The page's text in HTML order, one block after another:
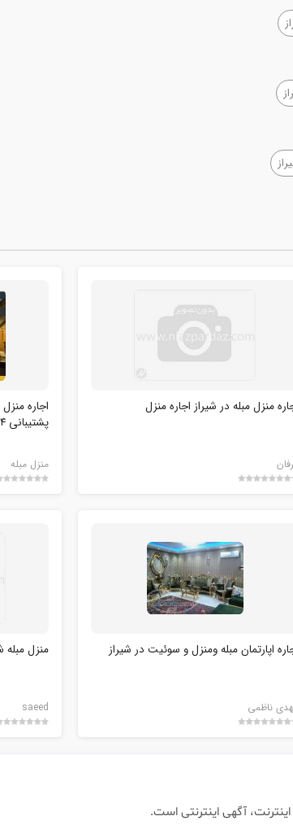
منزل مبله در شیراز اجاره منزل
اجاره
پشتیبانی ۲۴ ساعته
منزل مبله
اپارتمان مبله ومنزل و سوئیت در شیراز
ناظمی
منزل مبله
saeed
آگهی اینترنتی است.